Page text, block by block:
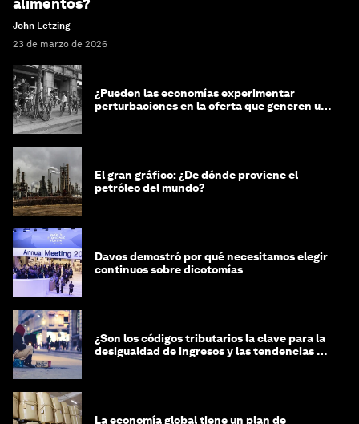
alimentos?
John Letzing
23 de marzo de 2026
¿Pueden las economías experimentar
perturbaciones en la oferta que generen un
El gran gráfico: ¿De dónde proviene el
petróleo del mundo?
Davos demostró por qué necesitamos elegir
continuos sobre dicotomías
¿Son los códigos tributarios la clave para la
desigualdad de ingresos y las tendencias de
La economía global tiene un plan de